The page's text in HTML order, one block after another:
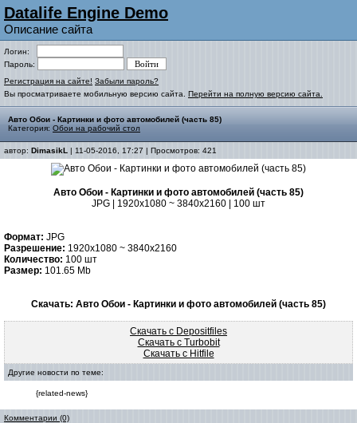
Datalife Engine Demo
Описание сайта
Логин:
Пароль:
Регистрация на сайте! Забыли пароль?
Вы просматриваете мобильную версию сайта. Перейти на полную версию сайта.
Авто Обои - Картинки и фото автомобилей (часть 85)
Категория: Обои на рабочий стол
автор: DimasikL | 11-05-2016, 17:27 | Просмотров: 421
Авто Обои - Картинки и фото автомобилей (часть 85)
JPG | 1920x1080 ~ 3840x2160 | 100 шт
Формат: JPG
Разрешение: 1920x1080 ~ 3840x2160
Количество: 100 шт
Размер: 101.65 Mb
Скачать: Авто Обои - Картинки и фото автомобилей (часть 85)
Скачать с Depositfiles
Скачать с Turbobit
Скачать с Hitfile
Другие новости по теме:
{related-news}
Комментарии (0)